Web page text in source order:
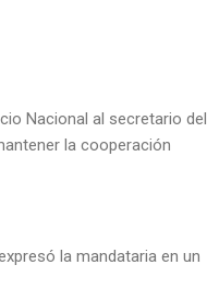
Nacional al secretario del
la cooperación
la mandataria en un